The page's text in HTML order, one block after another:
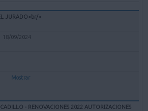
JURADO<br/>
18/09/2024
Mostrar
- RENOVACIONES 2022 AUTORIZACIONES